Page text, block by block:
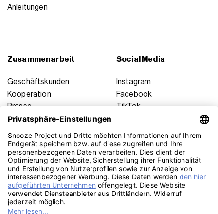
Anleitungen
Zusammenarbeit
Geschäftskunden
Kooperation
Presse
Affiliate Marketing
Social Media
Instagram
Facebook
TikTok
LinkedIn